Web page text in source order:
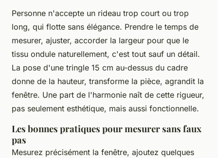
Personne n'accepte un rideau trop court ou trop
long, qui flotte sans élégance. Prendre le temps de
mesurer, ajuster, accorder la largeur pour que le
tissu ondule naturellement, c'est tout sauf un détail.
La pose d'une tringle 15 cm au-dessus du cadre
donne de la hauteur, transforme la pièce, agrandit la
fenêtre. Une part de l'harmonie naît de cette rigueur,
pas seulement esthétique, mais aussi fonctionnelle.
Les bonnes pratiques pour mesurer sans faux
pas
Mesurez précisément la fenêtre, ajoutez quelques